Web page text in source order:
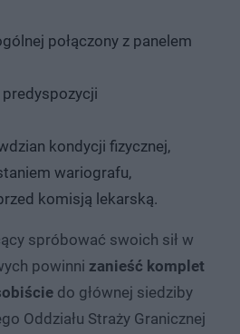
połączony z panelem
kondycji fizycznej,
wariografu,
komisją lekarską.
spróbować swoich sił w
powinni zanieść komplet
do głównej siedziby
Oddziału Straży Granicznej